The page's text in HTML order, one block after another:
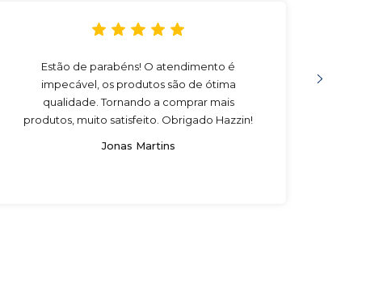
Estão de parabéns! O atendimento é
impecável, os produtos são de ótima
qualidade. Tornando a comprar mais
produtos, muito satisfeito. Obrigado Hazzin!
Jonas Martins